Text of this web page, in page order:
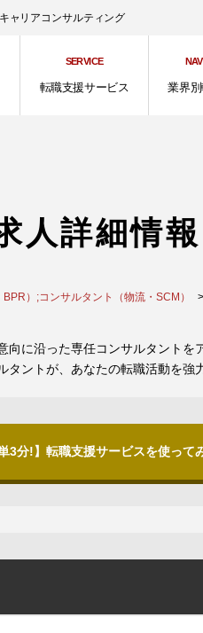
ャリアコンサルティング
SERVICE
転職支援サービス 業界
人詳細情報
）;コンサルタント（物流・SCM）
向に沿った専任コンサルタントを
タントが、あなたの転職活動を強
単3分!】転職支援サービスを使って